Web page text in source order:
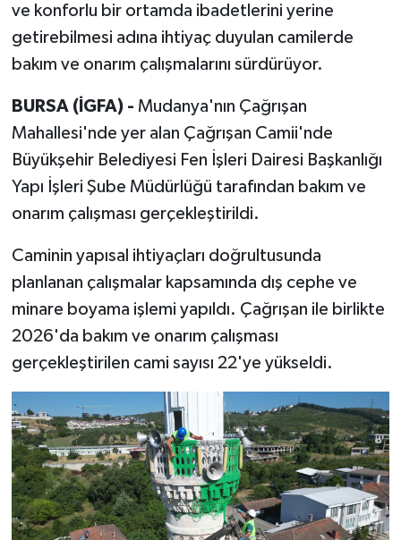
ve konforlu bir ortamda ibadetlerini yerine
getirebilmesi adına ihtiyaç duyulan camilerde
bakım ve onarım çalışmalarını sürdürüyor.
BURSA (İGFA) - Mudanya'nın Çağrışan
Mahallesi'nde yer alan Çağrışan Camii'nde
Büyükşehir Belediyesi Fen İşleri Dairesi Başkanlığı
Yapı İşleri Şube Müdürlüğü tarafından bakım ve
onarım çalışması gerçekleştirildi.
Caminin yapısal ihtiyaçları doğrultusunda
planlanan çalışmalar kapsamında dış cephe ve
minare boyama işlemi yapıldı. Çağrışan ile birlikte
2026'da bakım ve onarım çalışması
gerçekleştirilen cami sayısı 22'ye yükseldi.